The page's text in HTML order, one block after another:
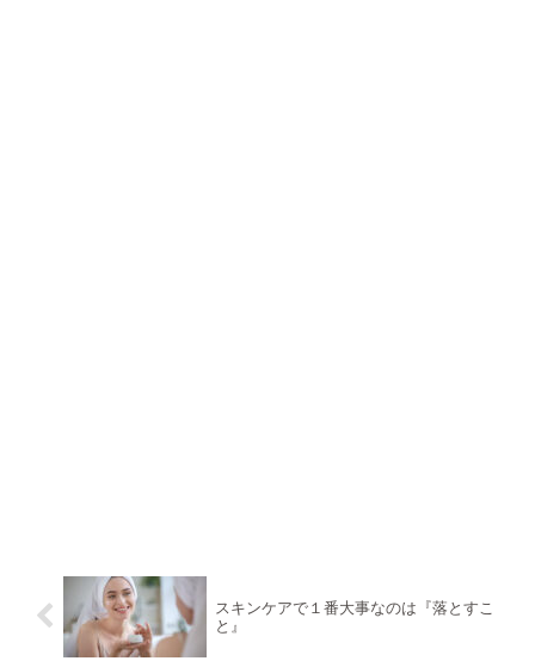
スキンケアで１番大事なのは『落とすこ
と』